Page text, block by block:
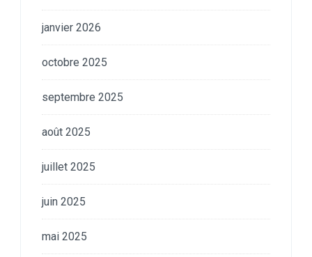
janvier 2026
octobre 2025
septembre 2025
août 2025
juillet 2025
juin 2025
mai 2025